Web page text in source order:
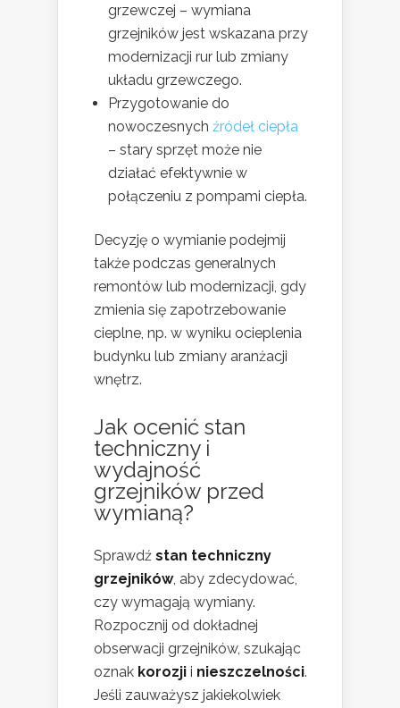
grzewczej – wymiana
grzejników jest wskazana przy
modernizacji rur lub zmiany
układu grzewczego.
Przygotowanie do
nowoczesnych źródeł ciepła
– stary sprzęt może nie
działać efektywnie w
połączeniu z pompami ciepła.
Decyzję o wymianie podejmij
także podczas generalnych
remontów lub modernizacji, gdy
zmienia się zapotrzebowanie
cieplne, np. w wyniku ocieplenia
budynku lub zmiany aranżacji
wnętrz.
Jak ocenić stan
techniczny i
wydajność
grzejników przed
wymianą?
Sprawdź stan techniczny
grzejników, aby zdecydować,
czy wymagają wymiany.
Rozpocznij od dokładnej
obserwacji grzejników, szukając
oznak korozji i nieszczelności.
Jeśli zauważysz jakiekolwiek